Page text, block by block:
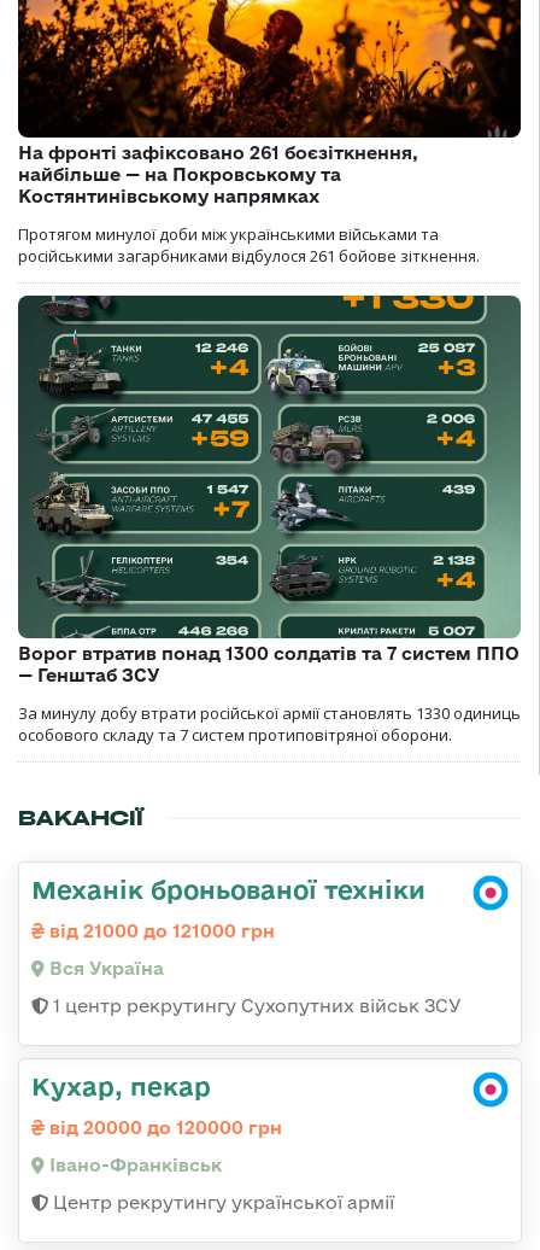
На фронті зафіксовано 261 боєзіткнення,
найбільше — на Покровському та
Костянтинівському напрямках
Протягом минулої доби між українськими військами та
російськими загарбниками відбулося 261 бойове зіткнення.
Ворог втратив понад 1300 солдатів та 7 систем ППО
— Генштаб ЗСУ
За минулу добу втрати російської армії становлять 1330 одиниць
особового складу та 7 систем протиповітряної оборони.
ВАКАНСІЇ
Механік броньованої техніки
від 21000 до 121000 грн
Вся Україна
1 центр рекрутингу Сухопутних військ ЗСУ
Кухар, пекар
від 20000 до 120000 грн
Івано-Франківськ
Центр рекрутингу української армії